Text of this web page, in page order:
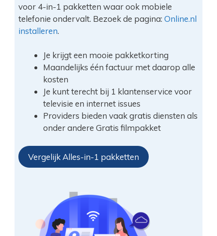
voor 4-in-1 pakketten waar ook mobiele
telefonie ondervalt. Bezoek de pagina: Online.nl
installeren.
Je krijgt een mooie pakketkorting
Maandelijks één factuur met daarop alle
kosten
Je kunt terecht bij 1 klantenservice voor
televisie en internet issues
Providers bieden vaak gratis diensten als
onder andere Gratis filmpakket
Vergelijk Alles-in-1 pakketten